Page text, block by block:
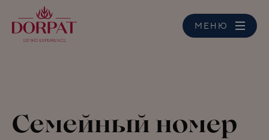
MЕНЮ
Семейный номер